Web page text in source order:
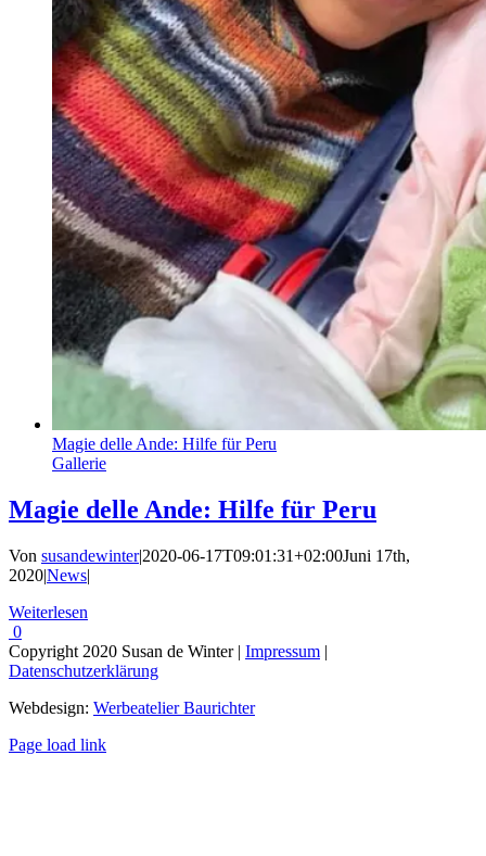
Magie delle Ande: Hilfe für Peru
Gallerie
Magie delle Ande: Hilfe für Peru
Von susandewinter|2020-06-17T09:01:31+02:00Juni 17th,
2020|News|
Weiterlesen
0
Copyright 2020 Susan de Winter | Impressum |
Datenschutzerklärung
Webdesign: Werbeatelier Baurichter
Facebook
Instagram
Page load link